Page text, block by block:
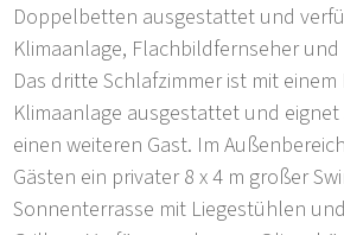
Doppelbetten ausgestattet und
Klimaanlage, Flachbildfernseher und
Das dritte Schlafzimmer ist mit
Klimaanlage ausgestattet und
einen weiteren Gast. Im
Gästen ein privater 8 x 4 m großer
Sonnenterrasse mit Liegestühlen